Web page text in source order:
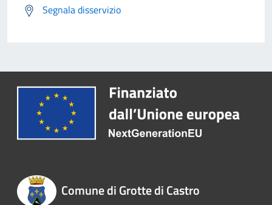
Segnala disservizio
Comune di Grotte di Castro